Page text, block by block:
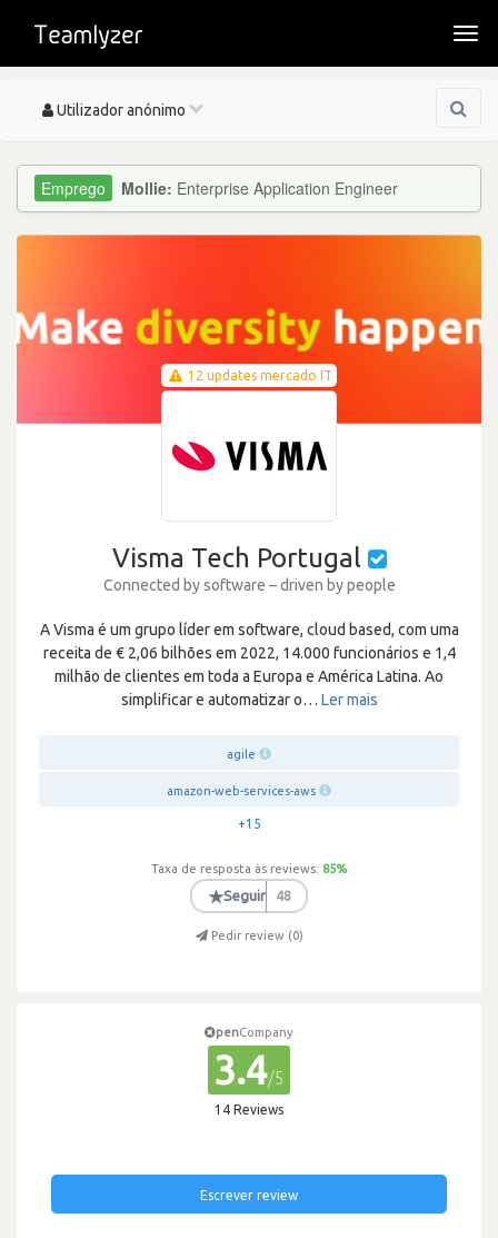
Toggle
Utilizador anónimo
Mollie: Enterprise Application Engineer
12 updates mercado IT
Visma Tech Portugal
Connected by software – driven by people
A Visma é um grupo líder em software, cloud based, com uma
receita de € 2,06 bilhões em 2022, 14.000 funcionários e 1,4
milhão de clientes em toda a Europa e América Latina. Ao
simplificar e automatizar o… Ler mais
agile
amazon-web-services-aws
+15
Taxa de resposta às reviews: 85%
★Seguir 48
Pedir review (0)
penCompany
3.4/5
14 Reviews
Escrever review